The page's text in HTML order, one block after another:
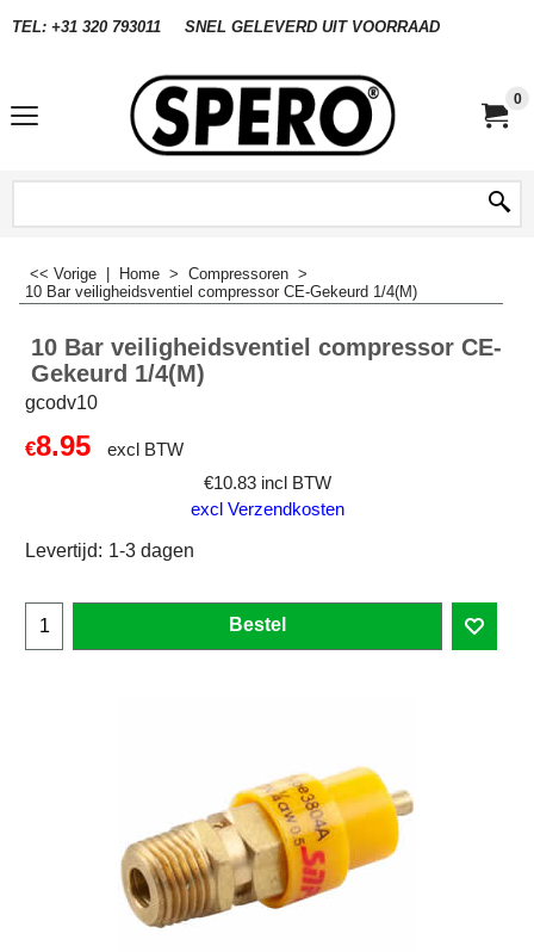
TEL: +31 320 793011 SNEL GELEVERD UIT VOORRAAD
0
<< Vorige Home > Compressoren >
10 Bar veiligheidsventiel compressor CE-Gekeurd 1/4(M)
10 Bar veiligheidsventiel compressor CE-
Gekeurd 1/4(M)
gcodv10
€8.95
excl BTW
€10.83 incl BTW
excl Verzendkosten
Levertijd: 1-3 dagen
Bestel